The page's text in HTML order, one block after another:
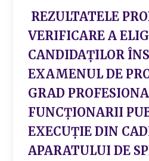
REZULTATELE
VERIFICARE A
CANDIDAŢILOR
EXAMENUL DE
GRAD
FUNCȚIONARII
EXECUȚIE DIN
APARATULUI DE